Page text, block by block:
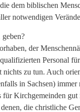
dem biblischen
notwendigen
der
Personal
nichts zu tun. Auch
in Sachsen)
für Kirchgemeinden
die christliche